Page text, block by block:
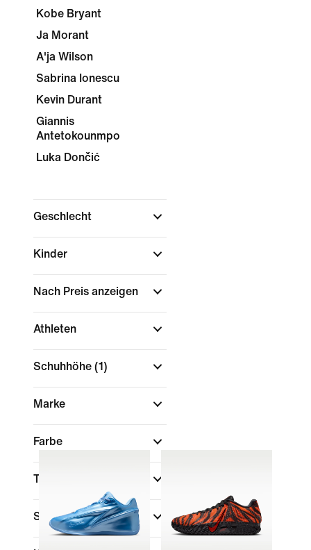
Kobe Bryant
Ja Morant
A'ja Wilson
Sabrina Ionescu
Kevin Durant
Giannis
Antetokounmpo
Luka Dončić
Geschlecht
Kinder
Nach Preis anzeigen
Athleten
Schuhhöhe (1)
Marke
Farbe
Technologie
Sale und Angebote